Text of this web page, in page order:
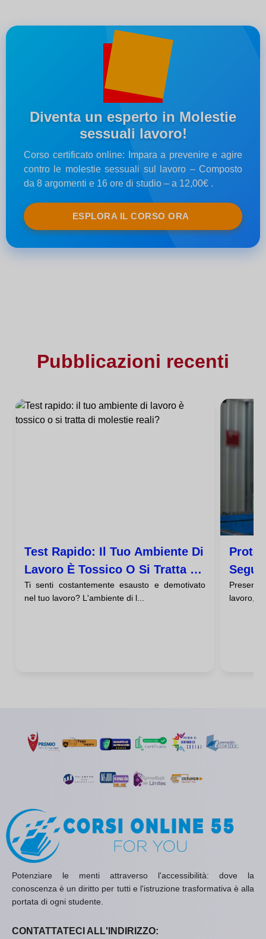
Diventa un esperto in Molestie
sessuali lavoro!
Corso certificato online: Impara a prevenire e agire
contro le molestie sessuali sul lavoro – Composto
da 8 argomenti e 16 ore di studio – a 12,00€ .
ESPLORA IL CORSO ORA
Pubblicazioni recenti
Test Rapido: Il Tuo Ambiente Di
Lavoro È Tossico O Si Tratta Di
Molestie Reali?
Ti senti costantemente esausto e demotivato
nel tuo lavoro? L'ambiente di l...
lavoro, a
Potenziare le menti attraverso l'accessibilità: dove la
conoscenza è un diritto per tutti e l'istruzione trasformativa è alla
portata di ogni studente.
CONTATTATECI ALL'INDIRIZZO: